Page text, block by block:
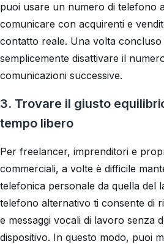
puoi usare un numero di telefono
comunicare con acquirenti e
contatto reale. Una volta concluso
semplicemente disattivare il
comunicazioni successive.
3. Trovare il giusto
tempo libero
Per freelancer, imprenditori e
commerciali, a volte è difficile
telefonica personale da quella del
telefono alternativo ti consente di
e messaggi vocali di lavoro senza
dispositivo. In questo modo, puoi